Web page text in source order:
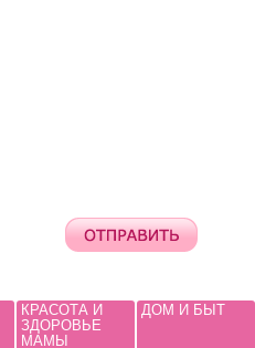
КРАСОТА И
ЗДОРОВЬЕ
МАМЫ
ДОМ И БЫТ